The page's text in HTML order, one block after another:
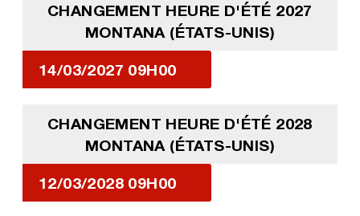
CHANGEMENT HEURE D'ÉTÉ 2027
MONTANA (ÉTATS-UNIS)
14/03/2027 09H00
CHANGEMENT HEURE D'ÉTÉ 2028
MONTANA (ÉTATS-UNIS)
12/03/2028 09H00